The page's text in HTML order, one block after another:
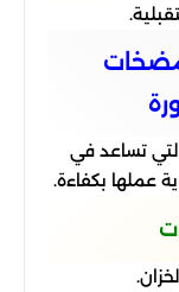
تساعد في
عملها بكفاءة.